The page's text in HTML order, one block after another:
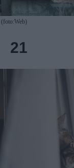
(foto:Web)
21